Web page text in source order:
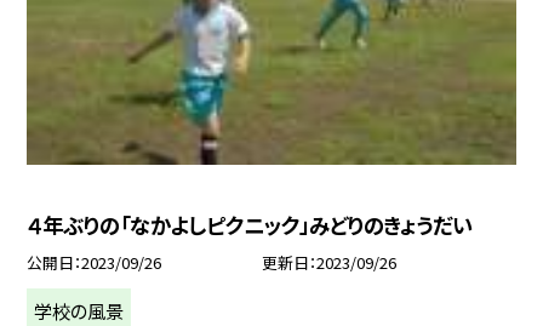
４年ぶりの「なかよしピクニック」みどりのきょうだい
公開日 2023/09/26 更新日 2023/09/26
学校の風景